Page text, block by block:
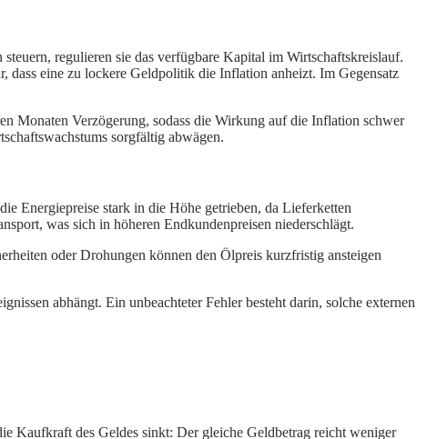
regulieren sie das verfügbare Kapital im Wirtschaftskreislauf.
dass eine zu lockere Geldpolitik die Inflation anheizt. Im Gegensatz
Monaten Verzögerung, sodass die Wirkung auf die Inflation schwer
sorgfältig abwägen.
Energiepreise stark in die Höhe getrieben, da Lieferketten
was sich in höheren Endkundenpreisen niederschlägt.
oder Drohungen können den Ölpreis kurzfristig ansteigen
abhängt. Ein unbeachteter Fehler besteht darin, solche externen
Kaufkraft des Geldes sinkt: Der gleiche Geldbetrag reicht weniger